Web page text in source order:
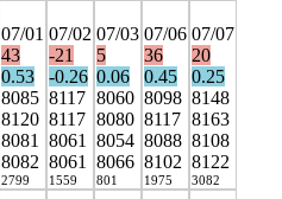
07/01
43
0.53
8085
8120
8081
8082
2799
07/02
-21
-0.26
8117
8117
8061
8061
1559
07/03
5
0.06
8060
8080
8054
8066
801
07/06
36
0.45
8098
8117
8088
8102
1975
07/07
20
0.25
8148
8163
8108
8122
3082